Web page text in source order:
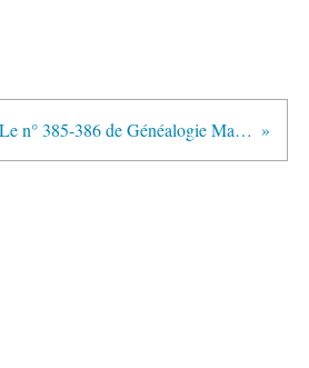
Le n° 385-386 de Généalogie Magazine bientôt disponible